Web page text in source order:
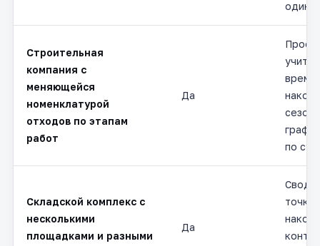
один
Строительная
компания с
меняющейся
номенклатурой
отходов по этапам
работ
Да
по
Складской комплекс с
несколькими
площадками и разными
Да
точки